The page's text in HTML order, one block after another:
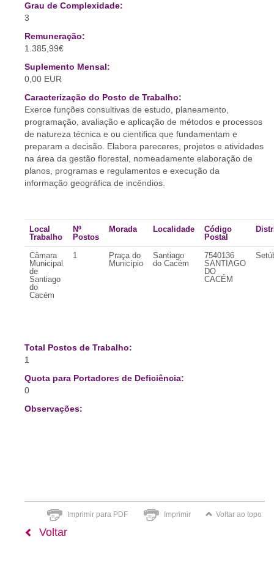
Grau de Complexidade:
3
Remuneração:
1.385,99€
Suplemento Mensal:
0,00 EUR
Caracterização do Posto de Trabalho:
Exerce funções consultivas de estudo, planeamento,
programação, avaliação e aplicação de métodos e processos
de natureza técnica e ou cientifica que fundamentam e
preparam a decisão. Elabora pareceres, projetos e atividades
na área da gestão florestal, nomeadamente elaboração de
planos, programas e regulamentos e execução da
informação geográfica de incêndios.
Local
Trabalho
Nº
Postos
Morada Localidade
Código
Postal
Câmara
Municipal
de
Santiago
do
Cacém
1
Praça do
Município
Santiago
do Cacém
7540136
SANTIAGO
DO
CACÉM
Total Postos de Trabalho:
1
Quota para Portadores de Deficiência:
0
Observações:
Imprimir para PDF Imprimir Voltar ao topo
Voltar